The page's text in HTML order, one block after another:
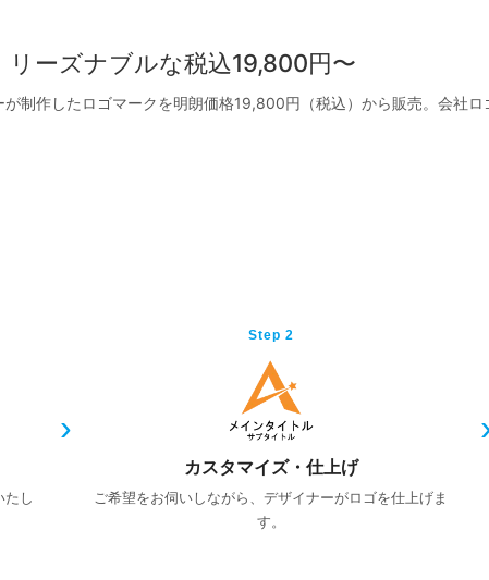
ーズナブルな税込19,800円〜
が制作したロゴマークを明朗価格19,800円（税込）から販売。会社
たし
Step 2
カスタマイズ・仕上げ
ご希望をお伺いしながら、デザイナーがロゴを仕上げま
す。